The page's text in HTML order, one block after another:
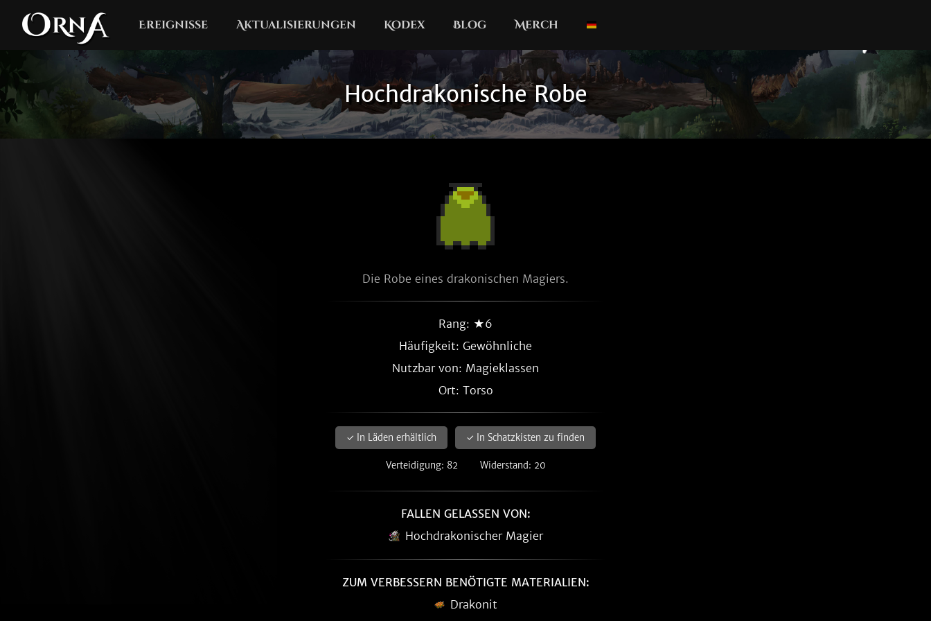
Ereignisse Aktualisierungen Kodex Blog Merch
Hochdrakonische Robe
Die Robe eines drakonischen Magiers.
Rang: ★6
Häufigkeit: Gewöhnliche
Nutzbar von: Magieklassen
Ort: Torso
✓ In Läden erhältlich ✓ In Schatzkisten zu finden
Verteidigung: 82 Widerstand: 20
FALLEN GELASSEN VON:
Hochdrakonischer Magier
ZUM VERBESSERN BENÖTIGTE MATERIALIEN:
Drakonit